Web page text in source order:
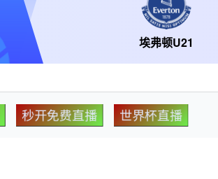
埃弗顿U21
秒开免费直播 世界杯直播